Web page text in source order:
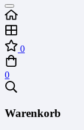
0
0
Warenkorb